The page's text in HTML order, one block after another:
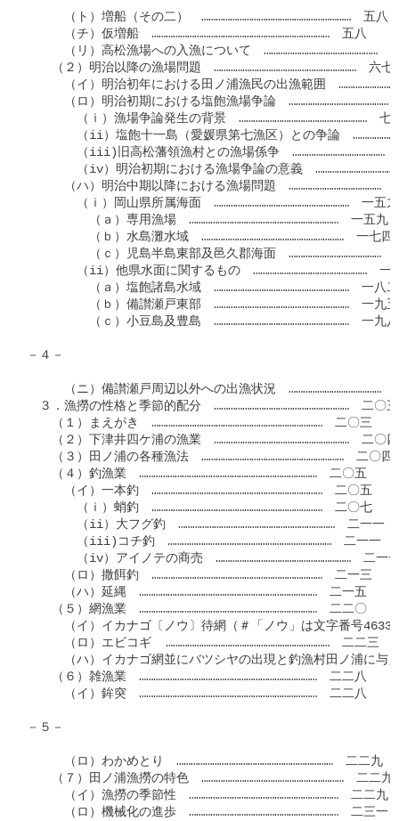
（ト）増船（その二）　………………………………………………………　五八
（チ）仮増船　…………………………………………………………………　五八
（リ）高松漁場への入漁について　…………………………………………　
（２）明治以降の漁場問題　……………………………………………………　六七
（イ）明治初年における田ノ浦漁民の出漁範囲　
（ロ）明治初期における塩飽漁場争論　……………………………………
（ｉ）漁場争論発生の背景　………………………………………………　七
（ii）塩飽十一島（愛媛県第七漁区）との争論　
（iii)旧高松藩領漁村との漁場係争　…………………………………　
（iv）明治初期における漁場争論の意義　……………………………
（ハ）明治中期以降における漁場問題　…………………………………　
（ｉ）岡山県所属海面　…………………………………………………　一五九
（ａ）専用漁場　………………………………………………………　一五九
（ｂ）水島灘水域　……………………………………………………　一七四
（ｃ）児島半島東部及邑久郡海面　…………………………………　
（ii）他県水面に関するもの　…………………………………………　一
（ａ）塩飽諸島水域　…………………………………………………　一八二
（ｂ）備讃瀬戸東部　…………………………………………………　一九五
（ｃ）小豆島及豊島　…………………………………………………　一九八
－４－
（ニ）備讃瀬戸周辺以外への出漁状況　…………………………………　
３．漁撈の性格と季節的配分　…………………………………………………　二〇三
（１）まえがき　………………………………………………………………　二〇三
（２）下津井四ケ浦の漁業　…………………………………………………　二〇四
（３）田ノ浦の各種漁法　……………………………………………………　二〇四
（４）釣漁業　…………………………………………………………………　二〇五
（イ）一本釣　………………………………………………………………　二〇五
（ｉ）蛸釣　………………………………………………………………　二〇七
（ii）大フグ釣　…………………………………………………………　二一一
（iii)コチ釣　……………………………………………………………　二一一
（iv）アイノテの商売　…………………………………………………　二一
（ロ）撒餌釣　………………………………………………………………　二一三
（ハ）延縄　…………………………………………………………………　二一五
（５）網漁業　…………………………………………………………………　二二〇
（イ）イカナゴ〔ノウ〕待網（＃「ノウ」は文字番号4633
（ロ）エビコギ  ……………………………………………………………　二二三
（ハ）イカナゴ網並にバツシヤの出現と釣漁村田ノ浦に与え
（６）雑漁業　…………………………………………………………………　二二八
（イ）鉾突　…………………………………………………………………　二二八
－５－
（ロ）わかめとり　…………………………………………………………　二二九
（７）田ノ浦漁撈の特色　……………………………………………………　二二九
（イ）漁撈の季節性　………………………………………………………　二二九
（ロ）機械化の進歩　………………………………………………………　二三一